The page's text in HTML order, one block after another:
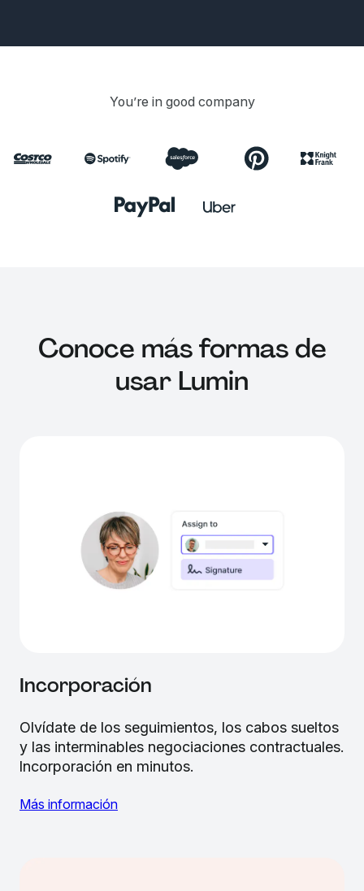
You’re in good company
Conoce más formas de
usar Lumin
Incorporación
Olvídate de los seguimientos, los cabos sueltos
y las interminables negociaciones contractuales.
Incorporación en minutos.
Más información